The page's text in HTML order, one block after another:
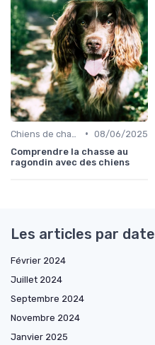
• 08/06/2025
Comprendre la chasse au
ragondin avec des chiens
Les articles par date
Février 2024
Juillet 2024
Septembre 2024
Novembre 2024
Janvier 2025